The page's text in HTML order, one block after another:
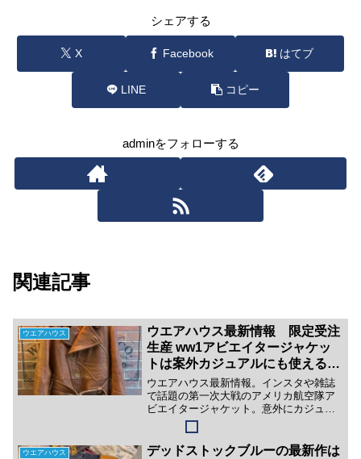
シェアする
X Facebook はてブ
LINE コピー
adminをフォローする
関連記事
ウエアハウス
ウエアハウス最新情報 限定受注
生産 ww1アビエイタージャケッ
トは案外カジュアルにも使えるア
イテム
ウエアハウス最新情報。インスタや雑誌
で話題の第一次大戦のアメリカ航空隊ア
ビエイタージャケット。意外にカジュア
ルにも使えそうなクオリティーの高いレ
ザージャケットでした。
ウエアハウス
デッドストックブルーの最新作は